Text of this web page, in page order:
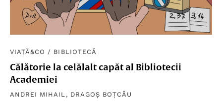
VIAȚĂ&CO / BIBLIOTECĂ
Călătorie la celălalt capăt al Bibliotecii
Academiei
ANDREI MIHAIL , DRAGOȘ BOȚCĂU